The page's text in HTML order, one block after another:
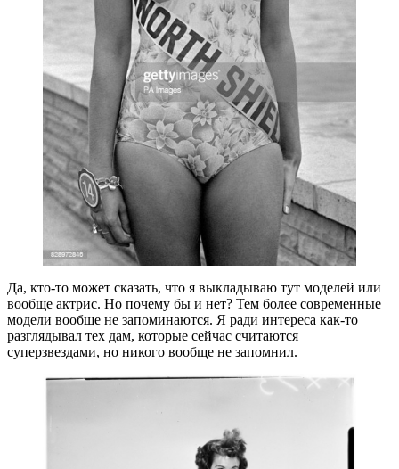
Да, кто-то может сказать, что я выкладываю тут моделей или
вообще актрис. Но почему бы и нет? Тем более современные
модели вообще не запоминаются. Я ради интереса как-то
разглядывал тех дам, которые сейчас считаются
суперзвездами, но никого вообще не запомнил.